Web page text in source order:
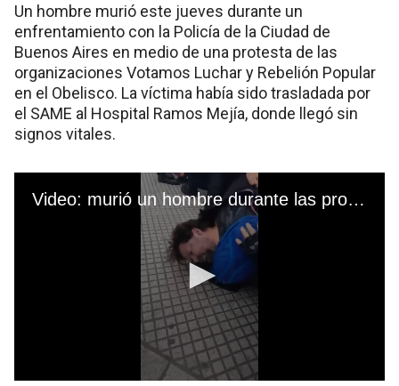
Un hombre murió este jueves durante un
enfrentamiento con la Policía de la Ciudad de
Buenos Aires en medio de una protesta de las
organizaciones Votamos Luchar y Rebelión Popular
en el Obelisco. La víctima había sido trasladada por
el SAME al Hospital Ramos Mejía, donde llegó sin
signos vitales.